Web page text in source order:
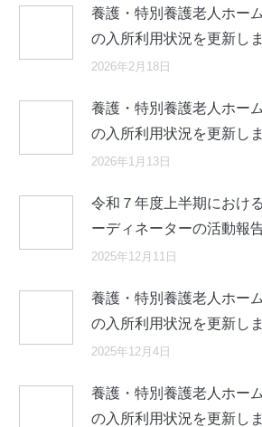
養護・特別養護老人ホー
の入所利用状況を更新し
2026年2月18日
養護・特別養護老人ホー
の入所利用状況を更新し
2026年1月13日
令和７年度上半期におけ
ーディネーターの活動報
2025年12月11日
養護・特別養護老人ホー
の入所利用状況を更新し
2025年12月4日
養護・特別養護老人ホー
の入所利用状況を更新し